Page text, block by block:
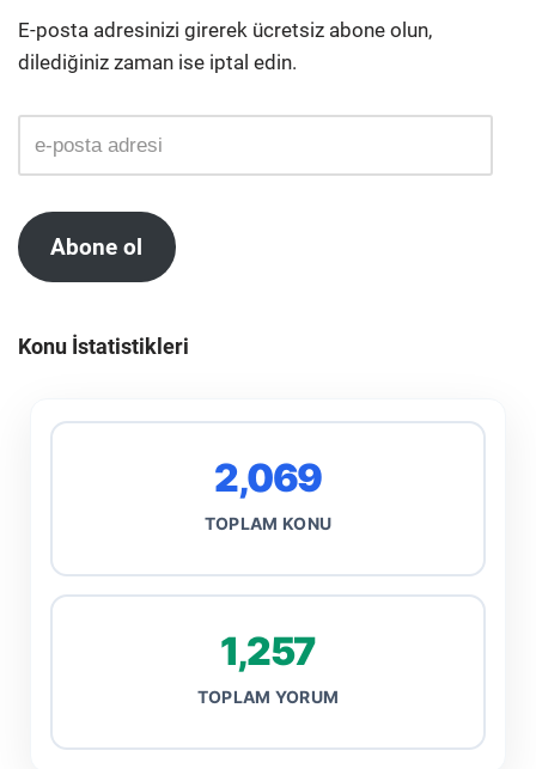
E-posta adresinizi girerek ücretsiz abone olun,
dilediğiniz zaman ise iptal edin.
Abone ol
Konu İstatistikleri
2,069
TOPLAM KONU
1,257
TOPLAM YORUM